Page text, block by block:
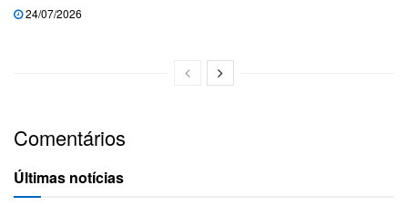
24/07/2026
Comentários
Últimas notícias